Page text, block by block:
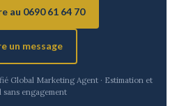
au 0690 61 64 70
un message
Global Marketing Agent · Estimation et
sans engagement